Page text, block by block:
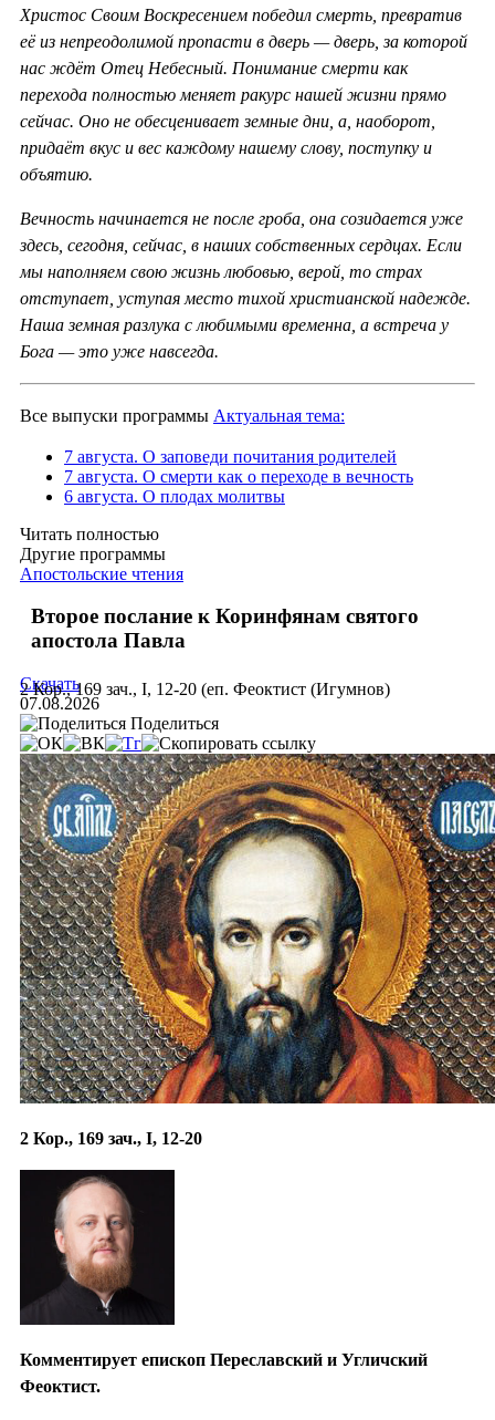
Христос Своим Воскресением победил смерть, превратив
её из непреодолимой пропасти в дверь — дверь, за которой
нас ждёт Отец Небесный. Понимание смерти как
перехода полностью меняет ракурс нашей жизни прямо
сейчас. Оно не обесценивает земные дни, а, наоборот,
придаёт вкус и вес каждому нашему слову, поступку и
объятию.
Вечность начинается не после гроба, она созидается уже
здесь, сегодня, сейчас, в наших собственных сердцах. Если
мы наполняем свою жизнь любовью, верой, то страх
отступает, уступая место тихой христианской надежде.
Наша земная разлука с любимыми временна, а встреча у
Бога — это уже навсегда.
Все выпуски программы Актуальная тема:
7 августа. О заповеди почитания родителей
7 августа. О смерти как о переходе в вечность
6 августа. О плодах молитвы
Читать полностью
Другие программы
Апостольские чтения
Второе послание к Коринфянам святого
апостола Павла
2 Кор., 169 зач., I, 12-20 (еп. Феоктист (Игумнов)
Скачать
07.08.2026
Поделиться
2 Кор., 169 зач., I, 12-20
Комментирует епископ Переславский и Угличский
Феоктист.